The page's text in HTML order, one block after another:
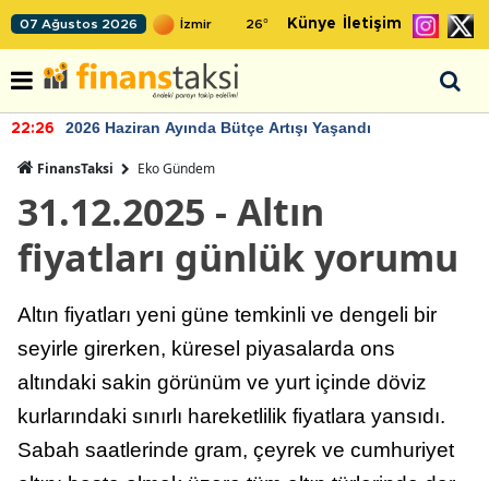
07 Ağustos 2026 26° Künye İletişim
22:26 2026 Haziran Ayında Bütçe Artışı Yaşandı
FinansTaksi Eko Gündem
31.12.2025 - Altın
fiyatları günlük yorumu
Altın fiyatları yeni güne temkinli ve dengeli bir
seyirle girerken, küresel piyasalarda ons
altındaki sakin görünüm ve yurt içinde döviz
kurlarındaki sınırlı hareketlilik fiyatlara yansıdı.
Sabah saatlerinde gram, çeyrek ve cumhuriyet